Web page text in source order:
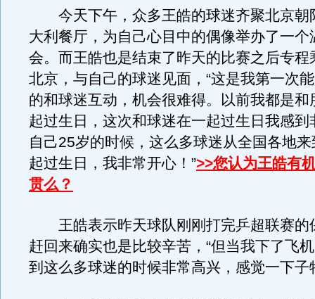
今天下午，众多王皓的球迷齐聚北京朝
大利餐厅，为自己心目中的偶像举办了一个
会。而王皓也是结束了昨天的比赛之后专程
北京，与自己的球迷见面，“这是我第一次
的和球迷互动，机会很难得。以前我都是和
起过生日，这次和球迷在一起过生日我感到
自己25岁的时候，这么多球迷从全国各地
起过生日，我非常开心！”>>您认为王皓有
贯么？
王皓表示昨天球队刚刚打完乒超联赛的
赶回来确实也是比较辛苦，“但当我下了飞
到这么多球迷的时候非常高兴，感觉一下子